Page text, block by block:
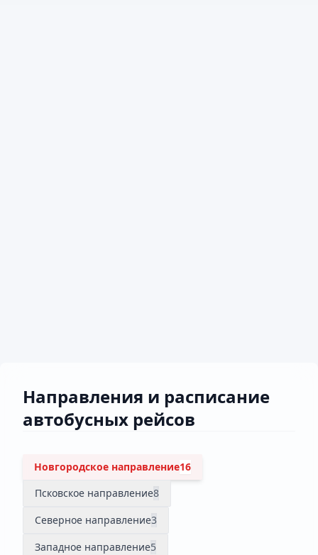
Направления и расписание
автобусных рейсов
Новгородское направление16
Псковское направление8
Северное направление3
Западное направление5